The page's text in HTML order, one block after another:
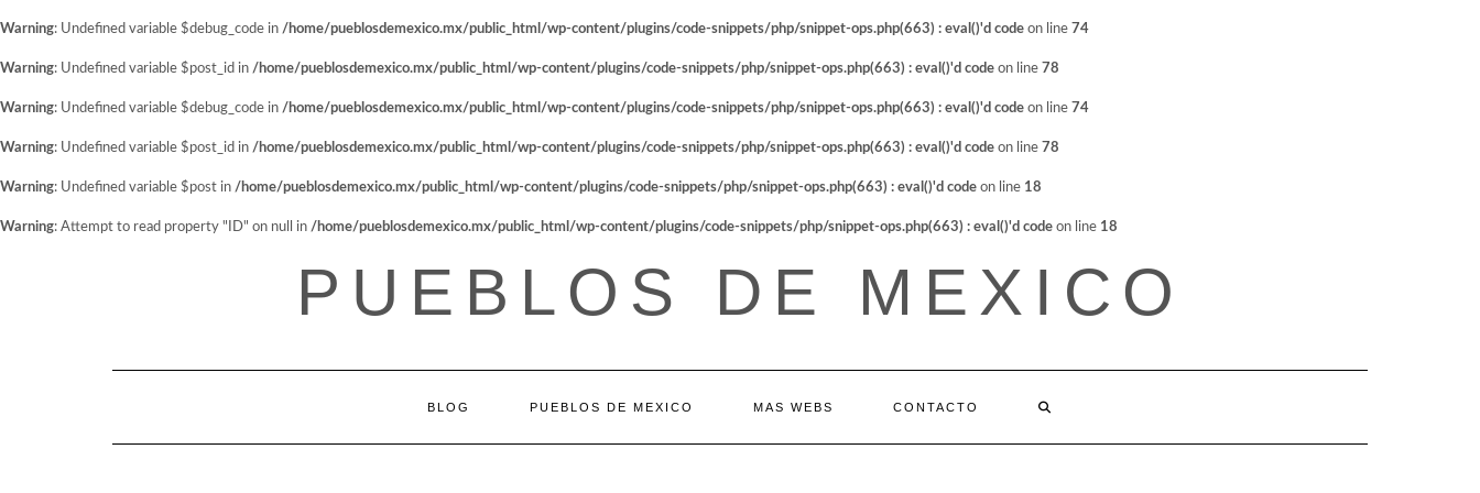
Warning: Undefined variable $debug_code in /home/pueblosdemexico.mx/public_html/wp-content/plugins/code-snippets/php/snippet-ops.php(663) : eval()'d code on line 74
Warning: Undefined variable $post_id in /home/pueblosdemexico.mx/public_html/wp-content/plugins/code-snippets/php/snippet-ops.php(663) : eval()'d code on line 78
Warning: Undefined variable $debug_code in /home/pueblosdemexico.mx/public_html/wp-content/plugins/code-snippets/php/snippet-ops.php(663) : eval()'d code on line 74
Warning: Undefined variable $post_id in /home/pueblosdemexico.mx/public_html/wp-content/plugins/code-snippets/php/snippet-ops.php(663) : eval()'d code on line 78
Warning: Undefined variable $post in /home/pueblosdemexico.mx/public_html/wp-content/plugins/code-snippets/php/snippet-ops.php(663) : eval()'d code on line 18
Warning: Attempt to read property "ID" on null in /home/pueblosdemexico.mx/public_html/wp-content/plugins/code-snippets/php/snippet-ops.php(663) : eval()'d code on line 18
PUEBLOS DE MEXICO
BLOG PUEBLOS DE MEXICO MAS WEBS CONTACTO